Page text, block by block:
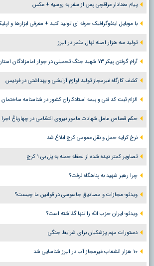
پیام معنادار عراقچی پس از سفر به روسیه + عکس
با موبایل اینفوگرافیک حرفه ای تولید کنید + معرفی ابزارها و
تولید سه هزار اصله نهال مثمر در البرز
آرام گرفتن پیکر ۷۳ شهید جنگ تحمیلی در جوار امامزادگان استان البرز
کشف کارگاه غیرمجاز تولید لوازم آرایشی و بهداشتی در فردیس
الزام ثبت کد فنی و بیمه استادکاران کشور در شناسنامه ساختمان
حکم قصاص عامل شهادت مامور نیروی انتظامی در چهارباغ
نرخ کرایه حمل و نقل عمومی کرج ابلاغ شد
تصاویر کمتر دیده شده از لحظه حمله به پل بی ۱ کرج
چرا رهبر شهید به پناهگاه نرفت؟
ویدئو؛ مجازات و مصادیق جاسوسی در قوانین ما چیست؟
ویدئو؛ ایران حزب الله را تنها گذاشته است؟
دستورات مهم پزشکیان برای شرایط جنگی
۱۰ هزار انشعاب غیرمجاز آب در البرز شناسایی شد